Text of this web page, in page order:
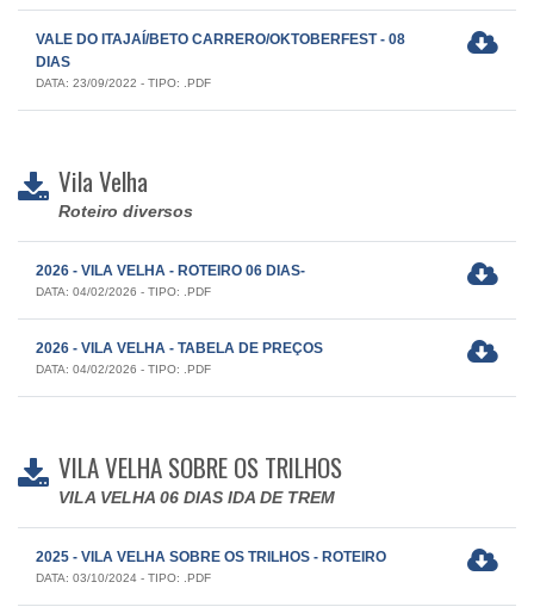
VALE DO ITAJAÍ/BETO CARRERO/OKTOBERFEST - 08
DIAS
DATA: 23/09/2022 - TIPO: .PDF
Vila Velha
Roteiro diversos
2026 - VILA VELHA - ROTEIRO 06 DIAS-
DATA: 04/02/2026 - TIPO: .PDF
2026 - VILA VELHA - TABELA DE PREÇOS
DATA: 04/02/2026 - TIPO: .PDF
VILA VELHA SOBRE OS TRILHOS
VILA VELHA 06 DIAS IDA DE TREM
2025 - VILA VELHA SOBRE OS TRILHOS - ROTEIRO
DATA: 03/10/2024 - TIPO: .PDF